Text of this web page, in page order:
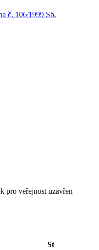
č. 106⁄1999 Sb.
pro veřejnost uzavřen
St